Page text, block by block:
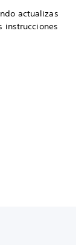
actualizas
instrucciones